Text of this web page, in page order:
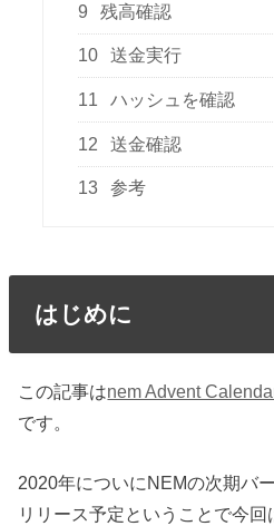
9 残高確認
10 送金実行
11 ハッシュを確認
12 送金確認
13 参考
はじめに
この記事はnem Advent
です。
2020年についにNEMの次期バ
リリース予定ということで今